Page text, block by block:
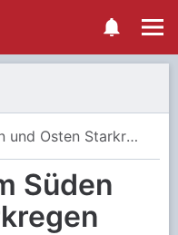
Am Mittwoch im Süden und Osten Starkregen
Süden